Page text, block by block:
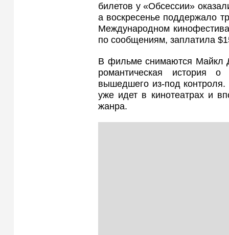
билетов у «Обсессии»
а воскресенье поддержало
Международном
по сообщениям, заплатила
В фильме снимаются Майкл
романтическая история о
вышедшего из-под
уже идет в кинотеатрах и
жанра.